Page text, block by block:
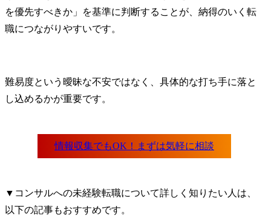
を優先すべきか」を基準に判断することが、納得のいく転
職につながりやすいです。
難易度という曖昧な不安ではなく、具体的な打ち手に落と
し込めるかが重要です。
▼コンサルへの未経験転職について詳しく知りたい人は、
以下の記事もおすすめです。